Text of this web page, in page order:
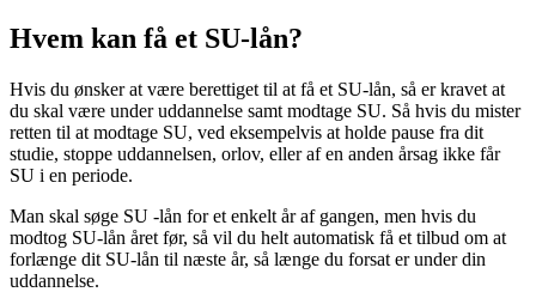
Hvem kan få et SU-lån?
Hvis du ønsker at være berettiget til at få et SU-lån, så er kravet at
du skal være under uddannelse samt modtage SU. Så hvis du mister
retten til at modtage SU, ved eksempelvis at holde pause fra dit
studie, stoppe uddannelsen, orlov, eller af en anden årsag ikke får
SU i en periode.
Man skal søge SU -lån for et enkelt år af gangen, men hvis du
modtog SU-lån året før, så vil du helt automatisk få et tilbud om at
forlænge dit SU-lån til næste år, så længe du forsat er under din
uddannelse.